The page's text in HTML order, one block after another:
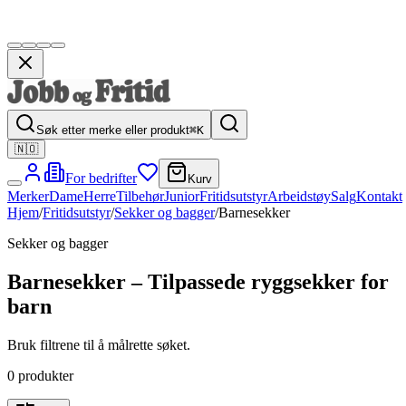
Søk etter merke eller produkt⌘K
🇳🇴
For bedrifter Kurv
MerkerDameHerreTilbehørJuniorFritidsutstyrArbeidstøySalgKontakt
Hjem/Fritidsutstyr/Sekker og bagger/Barnesekker
Sekker og bagger
Barnesekker – Tilpassede ryggsekker for
barn
Bruk filtrene til å målrette søket.
0 produkter